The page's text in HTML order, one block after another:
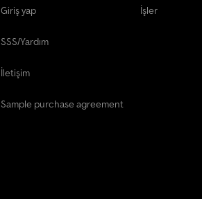
Giriş yap
SSS/Yardım
İletişim
Sample purchase agreement
İşler